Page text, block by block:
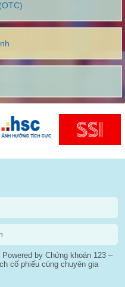
by Chứng khoán 123 –
cổ phiếu cùng chuyên gia